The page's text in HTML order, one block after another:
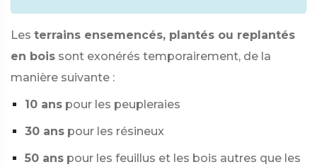
Les terrains ensemencés, plantés ou replantés
en bois sont exonérés temporairement, de la
manière suivante :
10 ans pour les peupleraies
30 ans pour les résineux
50 ans pour les feuillus et les bois autres que les